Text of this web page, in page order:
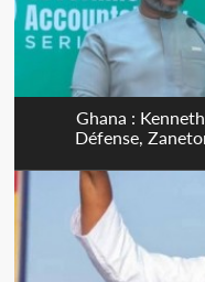
Ghana :
Défense,